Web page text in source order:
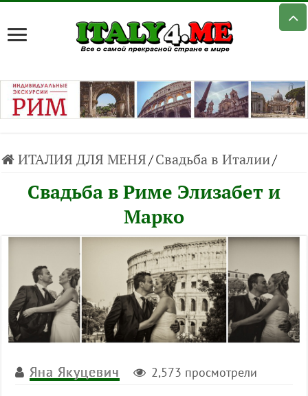
ИТАЛИЯ ДЛЯ МЕНЯ/Свадьба в Италии/
Свадьба в Риме Элизабет и
Марко
Яна Якуцевич 2,573 просмотрели